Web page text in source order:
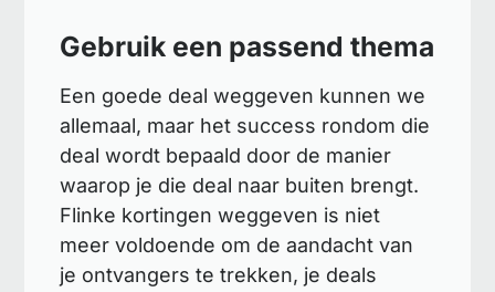
Gebruik een passend thema
Een goede deal weggeven kunnen we
allemaal, maar het success rondom die
deal wordt bepaald door de manier
waarop je die deal naar buiten brengt.
Flinke kortingen weggeven is niet
meer voldoende om de aandacht van
je ontvangers te trekken, je deals